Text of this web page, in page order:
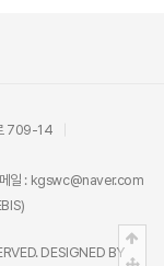
709-14
일 : kgswc@naver.com
DESIGNED BY